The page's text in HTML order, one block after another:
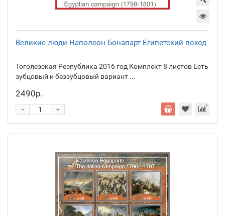
Великие люди Наполеон Бонапарт Египетский поход
Тоголезская Республика 2016 год Комплект 8 листов Есть
зубцовый и беззубцовый вариант ...
2490р.
+
-